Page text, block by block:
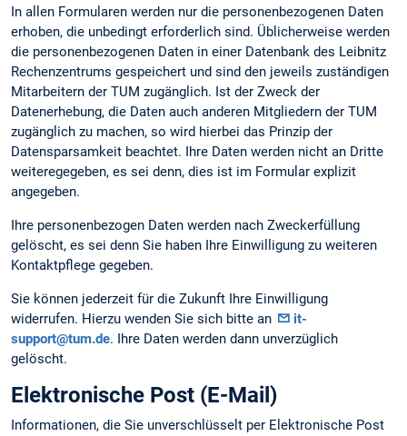
In allen Formularen werden nur die personenbezogenen Daten
erhoben, die unbedingt erforderlich sind. Üblicherweise werden
die personenbezogenen Daten in einer Datenbank des Leibnitz
Rechenzentrums gespeichert und sind den jeweils zuständigen
Mitarbeitern der TUM zugänglich. Ist der Zweck der
Datenerhebung, die Daten auch anderen Mitgliedern der TUM
zugänglich zu machen, so wird hierbei das Prinzip der
Datensparsamkeit beachtet. Ihre Daten werden nicht an Dritte
weiteregegeben, es sei denn, dies ist im Formular explizit
angegeben.
Ihre personenbezogen Daten werden nach Zweckerfüllung
gelöscht, es sei denn Sie haben Ihre Einwilligung zu weiteren
Kontaktpflege gegeben.
Sie können jederzeit für die Zukunft Ihre Einwilligung
widerrufen. Hierzu wenden Sie sich bitte an
it-
support@tum.de. Ihre Daten werden dann unverzüglich
gelöscht.
Elektronische Post (E-Mail)
Informationen, die Sie unverschlüsselt per Elektronische Post